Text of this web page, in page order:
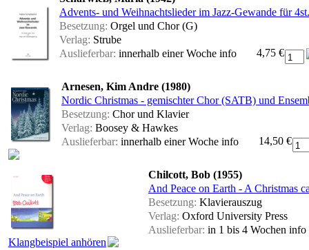
Advents- und Weihnachtslieder im Jazz-Gewande für
Besetzung: Orgel und Chor (G)
Verlag: Strube
Auslieferbar: innerhalb einer Woche info 4,75 €
Arnesen, Kim Andre (1980)
Nordic Christmas - gemischter Chor (SATB) und
Besetzung: Chor und Klavier
Verlag: Boosey & Hawkes
Auslieferbar: innerhalb einer Woche info 14,50 €
Klangbeispiel anhören
Chilcott, Bob (1955)
And Peace on Earth - A Christmas
Besetzung: Klavierauszug
Verlag: Oxford University Press
Auslieferbar: in 1 bis 4 Wochen info